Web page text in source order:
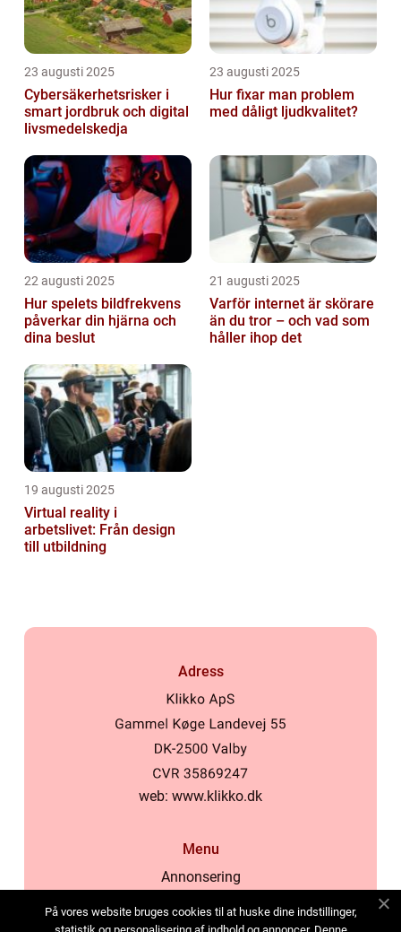
23 augusti 2025
Cybersäkerhetsrisker i
smart jordbruk och digital
livsmedelskedja
23 augusti 2025
Hur fixar man problem
med dåligt ljudkvalitet?
22 augusti 2025
Hur spelets bildfrekvens
påverkar din hjärna och
dina beslut
21 augusti 2025
Varför internet är skörare
än du tror – och vad som
håller ihop det
19 augusti 2025
Virtual reality i
arbetslivet: Från design
till utbildning
Adress
web: www.klikko.dk
Menu
Annonsering
Cookies
På vores website bruges cookies til at huske dine indstillinger,